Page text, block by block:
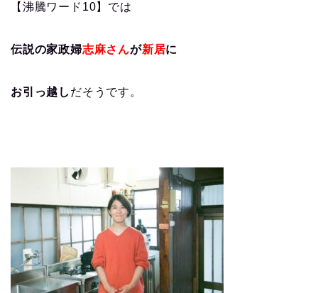
【沸騰ワード10】では
伝説の家政婦志麻さんが新居に
お引っ越し だそうです。